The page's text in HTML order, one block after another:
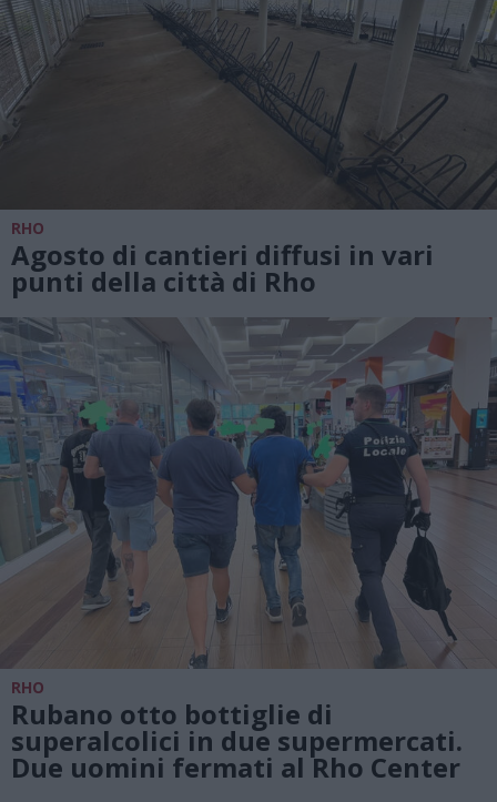
RHO
Agosto di cantieri diffusi in vari
punti della città di Rho
RHO
Rubano otto bottiglie di
superalcolici in due supermercati.
Due uomini fermati al Rho Center